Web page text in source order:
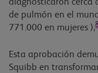
diagnosticaron cerca
de pulmón en el
771.000 en mujeres ),
Esta aprobación
Squibb en